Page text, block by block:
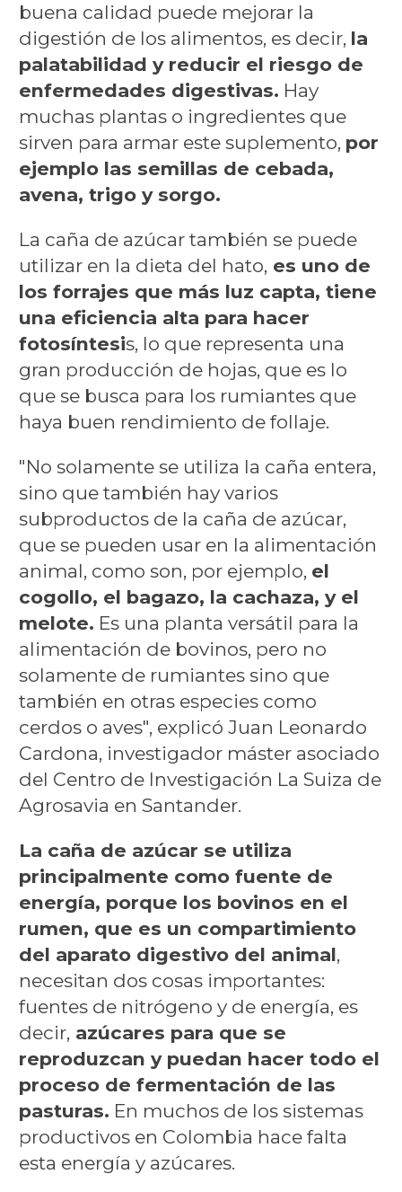
buena calidad puede mejorar la
digestión de los alimentos, es decir, la
palatabilidad y reducir el riesgo de
enfermedades digestivas. Hay
muchas plantas o ingredientes que
sirven para armar este suplemento, por
ejemplo las semillas de cebada,
avena, trigo y sorgo.
La caña de azúcar también se puede
utilizar en la dieta del hato, es uno de
los forrajes que más luz capta, tiene
una eficiencia alta para hacer
fotosíntesis, lo que representa una
gran producción de hojas, que es lo
que se busca para los rumiantes que
haya buen rendimiento de follaje.
"No solamente se utiliza la caña entera,
sino que también hay varios
subproductos de la caña de azúcar,
que se pueden usar en la alimentación
animal, como son, por ejemplo, el
cogollo, el bagazo, la cachaza, y el
melote. Es una planta versátil para la
alimentación de bovinos, pero no
solamente de rumiantes sino que
también en otras especies como
cerdos o aves", explicó Juan Leonardo
Cardona, investigador máster asociado
del Centro de Investigación La Suiza de
Agrosavia en Santander.
La caña de azúcar se utiliza
principalmente como fuente de
energía, porque los bovinos en el
rumen, que es un compartimiento
del aparato digestivo del animal,
necesitan dos cosas importantes:
fuentes de nitrógeno y de energía, es
decir, azúcares para que se
reproduzcan y puedan hacer todo el
proceso de fermentación de las
pasturas. En muchos de los sistemas
productivos en Colombia hace falta
esta energía y azúcares.